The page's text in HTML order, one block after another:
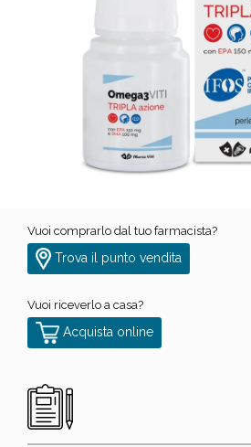
Vuoi comprarlo dal tuo farmacista?
Trova il punto vendita
Vuoi riceverlo a casa?
Acquista online